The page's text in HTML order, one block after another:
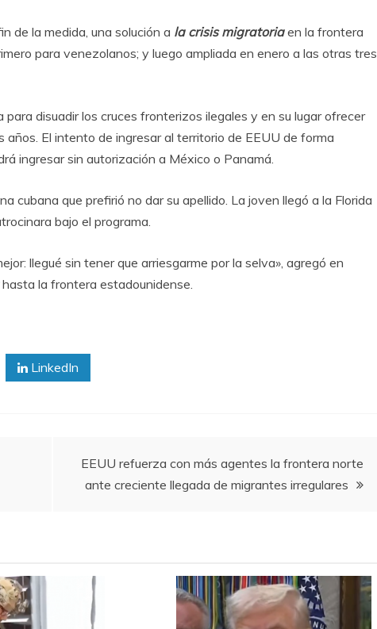
de la medida, una solución a la crisis migratoriaen la frontera
para venezolanos; y luego ampliada en enero a las otras tres
disuadir los cruces fronterizos ilegales y en su lugar ofrecer
El intento de ingresar al territorio de EEUU de forma
ingresar sin autorización a México o Panamá.
cubana que prefirió no dar su apellido. La joven llegó a la Florida
bajo el programa.
llegué sin tener que arriesgarme por la selva», agregó en
hasta la frontera estadounidense.
LinkedIn
EEUU refuerza con más agentes la frontera norte
ante creciente llegada de migrantes irregulares